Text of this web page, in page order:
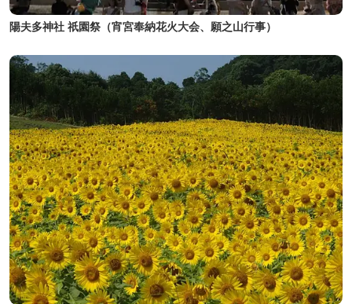
陽夫多神社 祇園祭（宵宮奉納花火大会、願之山行事）